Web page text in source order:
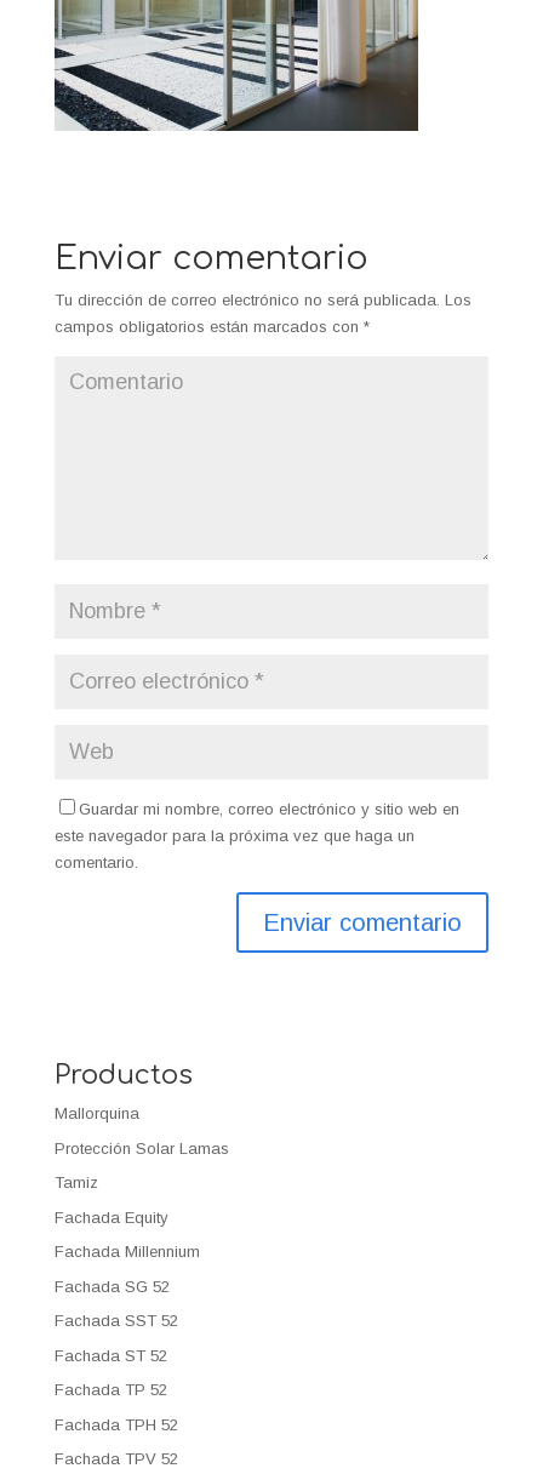
Enviar comentario
Tu dirección de correo electrónico no será publicada. Los
campos obligatorios están marcados con *
Guardar mi nombre, correo electrónico y sitio web en
este navegador para la próxima vez que haga un
comentario.
Productos
Mallorquina
Protección Solar Lamas
Tamiz
Fachada Equity
Fachada Millennium
Fachada SG 52
Fachada SST 52
Fachada ST 52
Fachada TP 52
Fachada TPH 52
Fachada TPV 52